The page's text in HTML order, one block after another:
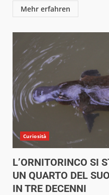
Mehr erfahren
Curiosità
L’ORNITORINCO SI
UN QUARTO DEL
IN TRE DECENNI